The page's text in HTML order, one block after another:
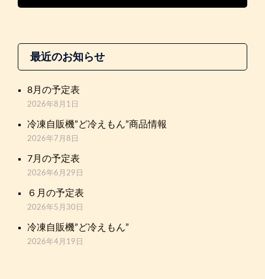
最近のお知らせ
8月の予定表
2026年8月1日
冷凍自販機”ど冷えもん”商品情報
2026年7月8日
7月の予定表
2026年6月29日
６月の予定表
2026年5月30日
冷凍自販機”ど冷えもん”
2026年4月19日